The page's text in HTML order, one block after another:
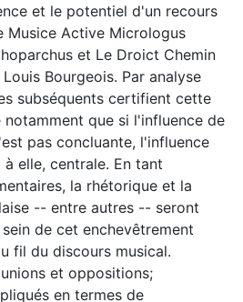
et le potentiel d'un recours
Musice Active Micrologus
et Le Droict Chemin
Bourgeois. Par analyse
subséquents certifient cette
que si l'influence de
pas concluante, l'influence
elle, centrale. En tant
la rhétorique et la
-- entre autres -- seront
de cet enchevêtrement
fil du discours musical.
et oppositions;
en termes de